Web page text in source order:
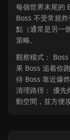
每個世界末尾的
Boss 不受常規
點（通常是另一
策略。
觀察模式：
果 Boss 追着你
待 Boss 靠近爆炸
清理路徑： 優先
動空間，並方便